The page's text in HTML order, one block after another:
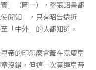
」（圖一），整張詔書都
聞知」，只有昭告遠近
「中外」的人都知道。
帝的印怎麼會蓋在嘉慶皇
沒錯，但這一次竟連皇帝